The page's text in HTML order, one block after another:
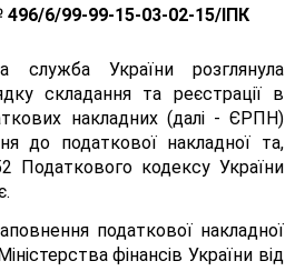
496/6/99-99-15-03-02-15/ІПК
служба України розглянула
складання та реєстрації в
накладних (далі - ЄРПН)
до податкової накладної та,
Податкового кодексу України
податкової накладної
фінансів України від